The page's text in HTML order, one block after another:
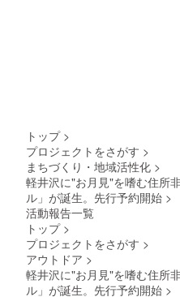
トップ >
プロジェクトをさがす >
まちづくり・地域活性化 >
軽井沢に"お月見"を嗜む住所
ル」が誕生。先行予約開始 >
活動報告一覧
トップ >
プロジェクトをさがす >
アウトドア >
軽井沢に"お月見"を嗜む住所
ル」が誕生。先行予約開始 >